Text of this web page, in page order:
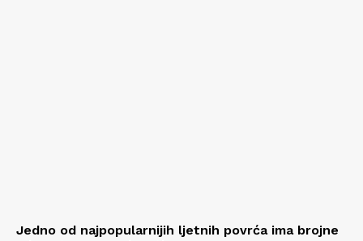
Jedno od najpopularnijih ljetnih povrća ima brojne